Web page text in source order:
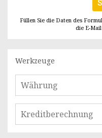
Füllen Sie die Daten des
die E-
Werkzeuge
Währung
Kreditberechnung